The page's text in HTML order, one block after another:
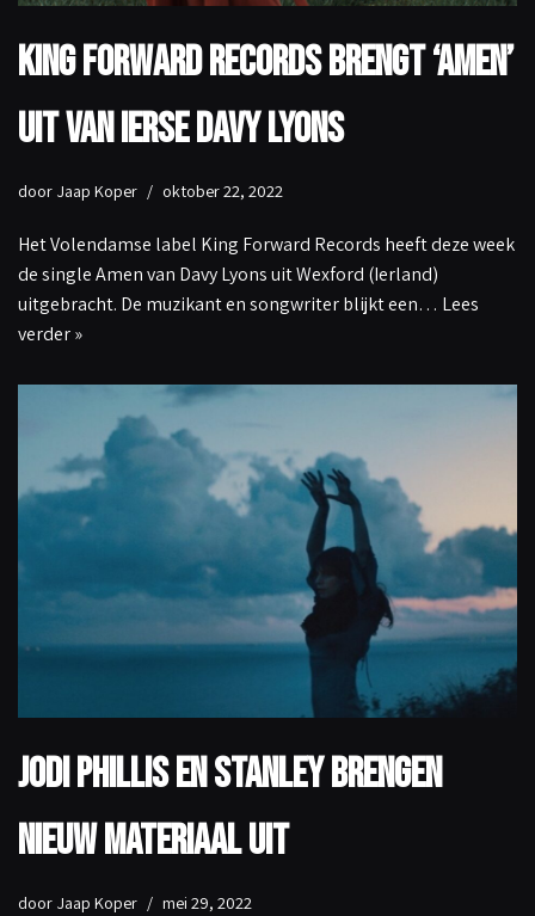
King Forward Records brengt ‘Amen’
uit van Ierse Davy Lyons
door Jaap Koper oktober 22, 2022
Het Volendamse label King Forward Records heeft deze week
de single Amen van Davy Lyons uit Wexford (Ierland)
uitgebracht. De muzikant en songwriter blijkt een… Lees
verder »
Jodi Phillis en Stanley brengen
nieuw materiaal uit
door Jaap Koper mei 29, 2022